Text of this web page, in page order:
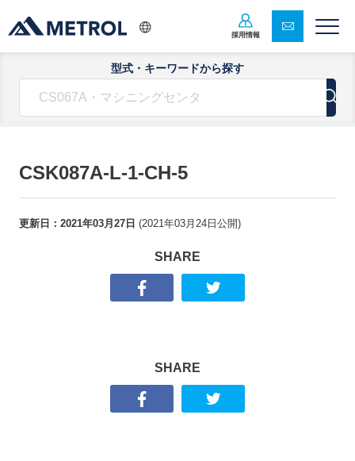
採用情報
型式・キーワードから探す
CSK087A-L-1-CH-5
更新日： 2021年03月27日 (2021年03月24日 公開)
SHARE
SHARE